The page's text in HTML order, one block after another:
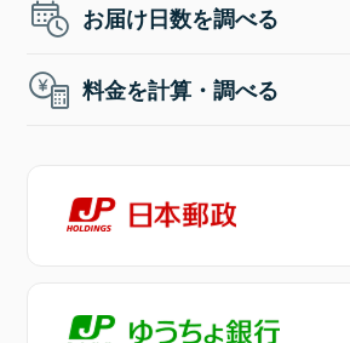
お届け日数を調べる
料金を計算・調べる